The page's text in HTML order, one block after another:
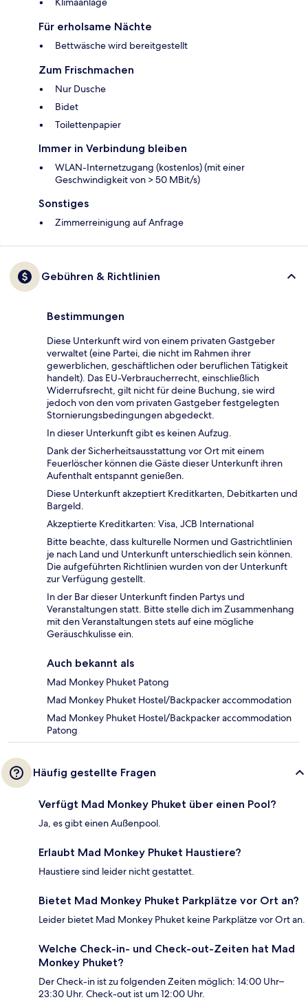
Für erholsame Nächte
Bettwäsche wird bereitgestellt
Zum Frischmachen
Nur Dusche
Bidet
Toilettenpapier
Immer in Verbindung bleiben
WLAN-Internetzugang (kostenlos) (mit einer
Geschwindigkeit von > 50 MBit/s)
Sonstiges
Zimmerreinigung auf Anfrage
Gebühren & Richtlinien
Bestimmungen
Diese Unterkunft wird von einem privaten Gastgeber
verwaltet (eine Partei, die nicht im Rahmen ihrer
gewerblichen, geschäftlichen oder beruflichen Tätigkeit
handelt). Das EU-Verbraucherrecht, einschließlich
Widerrufsrecht, gilt nicht für deine Buchung, sie wird
jedoch von den vom privaten Gastgeber festgelegten
Stornierungsbedingungen abgedeckt.
In dieser Unterkunft gibt es keinen Aufzug.
Dank der Sicherheitsausstattung vor Ort mit einem
Feuerlöscher können die Gäste dieser Unterkunft ihren
Aufenthalt entspannt genießen.
Diese Unterkunft akzeptiert Kreditkarten, Debitkarten und
Bargeld.
Akzeptierte Kreditkarten: Visa, JCB International
Bitte beachte, dass kulturelle Normen und Gastrichtlinien
je nach Land und Unterkunft unterschiedlich sein können.
Die aufgeführten Richtlinien wurden von der Unterkunft
zur Verfügung gestellt.
In der Bar dieser Unterkunft finden Partys und
Veranstaltungen statt. Bitte stelle dich im Zusammenhang
mit den Veranstaltungen stets auf eine mögliche
Geräuschkulisse ein.
Auch bekannt als
Mad Monkey Phuket Patong
Mad Monkey Phuket Hostel/Backpacker accommodation
Mad Monkey Phuket Hostel/Backpacker accommodation
Patong
Häufig gestellte Fragen
Verfügt Mad Monkey Phuket über einen Pool?
Ja, es gibt einen Außenpool.
Erlaubt Mad Monkey Phuket Haustiere?
Haustiere sind leider nicht gestattet.
Bietet Mad Monkey Phuket Parkplätze vor Ort an?
Leider bietet Mad Monkey Phuket keine Parkplätze vor Ort an.
Welche Check-in- und Check-out-Zeiten hat Mad
Monkey Phuket?
Der Check-in ist zu folgenden Zeiten möglich: 14:00 Uhr–
23:30 Uhr. Check-out ist um 12:00 Uhr.